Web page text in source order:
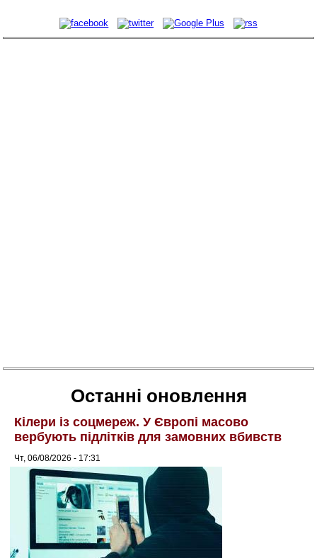
Останні оновлення
Кілери із соцмереж. У Європі масово
вербують підлітків для замовних вбивств
Чт, 06/08/2026 - 17:31